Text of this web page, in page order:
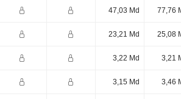
47,03 Md 77,76
23,21 Md 25,08
3,22 Md 3,21
3,15 Md 3,46